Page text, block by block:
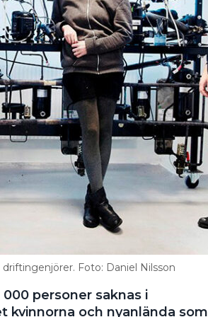
Foto: Daniel Nilsson
000 personer saknas i
kvinnorna och nyanlända som